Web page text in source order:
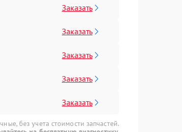
Заказать
Заказать
Заказать
Заказать
Заказать
без учета стоимости запчастей.